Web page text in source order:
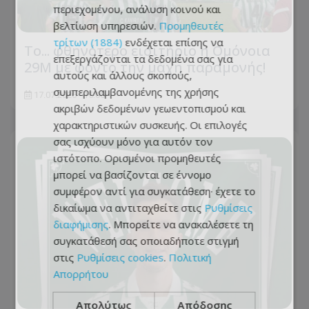
Το... φθηνότερο εισιτήριο η Ομόνοια
29Μ με φόντο την μάχη παραμονής!
17.07.2026 - 15:00
περιεχομένου, ανάλυση κοινού και
βελτίωση υπηρεσιών. Προμηθευτές
τρίτων (1884) ενδέχεται επίσης να
επεξεργάζονται τα δεδομένα σας για
αυτούς και άλλους σκοπούς,
συμπεριλαμβανομένης της χρήσης
ακριβών δεδομένων γεωεντοπισμού και
χαρακτηριστικών συσκευής. Οι επιλογές
σας ισχύουν μόνο για αυτόν τον
ιστότοπο. Ορισμένοι προμηθευτές
μπορεί να βασίζονται σε έννομο
συμφέρον αντί για συγκατάθεση· έχετε το
δικαίωμα να αντιταχθείτε στις Ρυθμίσεις
διαφήμισης. Μπορείτε να ανακαλέσετε τη
συγκατάθεσή σας οποιαδήποτε στιγμή
στις Ρυθμίσεις cookies. Πολιτική
Απορρήτου
Απολύτως
Απόδοσης